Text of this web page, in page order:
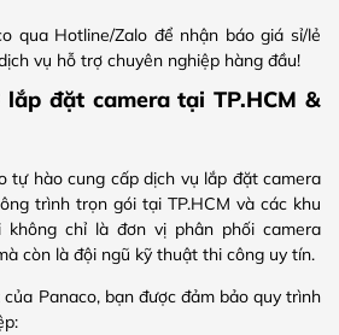
qua Hotline/Zalo để nhận báo giá sỉ/lẻ
vụ hỗ trợ chuyên nghiệp hàng đầu!
đặt camera tại TP.HCM &
tự hào cung cấp dịch vụ lắp đặt camera
trình trọn gói tại TP.HCM và các khu
không chỉ là đơn vị phân phối camera
còn là đội ngũ kỹ thuật thi công uy tín.
Panaco, bạn được đảm bảo quy trình